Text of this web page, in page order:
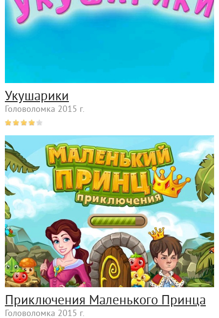
Укушарики
Головоломка 2015 г.
Приключения Маленького Принца
Головоломка 2015 г.